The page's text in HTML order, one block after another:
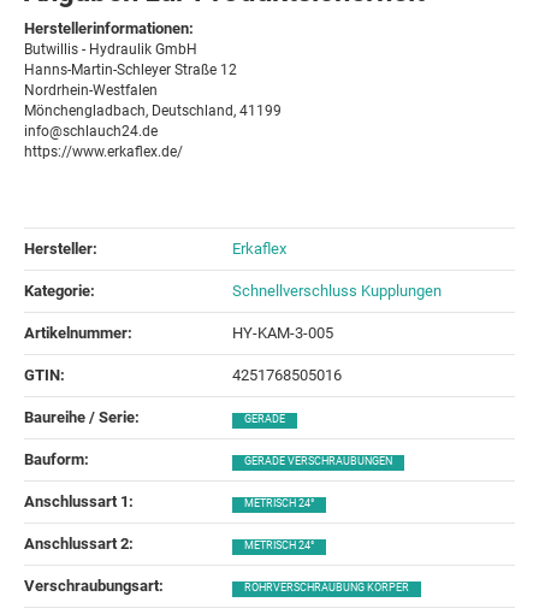
Herstellerinformationen:
Butwillis - Hydraulik GmbH
Hanns-Martin-Schleyer Straße 12
Nordrhein-Westfalen
Mönchengladbach, Deutschland, 41199
info@schlauch24.de
https://www.erkaflex.de/
Hersteller: Erkaflex
Kategorie: Schnellverschluss Kupplungen
Artikelnummer: HY-KAM-3-005
GTIN: 4251768505016
Baureihe / Serie‍: GERADE
Bauform‍: GERADE VERSCHRAUBUNGEN
Anschlussart 1‍: METRISCH 24°
Anschlussart 2‍: METRISCH 24°
Verschraubungsart‍: ROHRVERSCHRAUBUNG KÖRPER